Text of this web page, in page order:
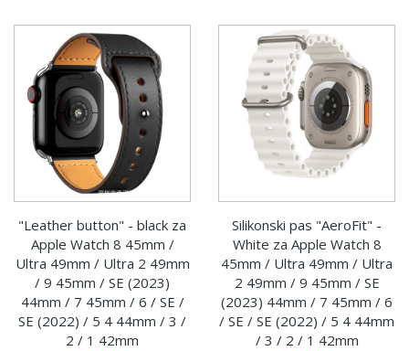
"Leather button" - black za
Apple Watch 8 45mm /
Ultra 49mm / Ultra 2 49mm
/ 9 45mm / SE (2023)
44mm / 7 45mm / 6 / SE /
SE (2022) / 5 4 44mm / 3 /
2 / 1 42mm
Silikonski pas "AeroFit" -
White za Apple Watch 8
45mm / Ultra 49mm / Ultra
2 49mm / 9 45mm / SE
(2023) 44mm / 7 45mm / 6
/ SE / SE (2022) / 5 4 44mm
/ 3 / 2 / 1 42mm